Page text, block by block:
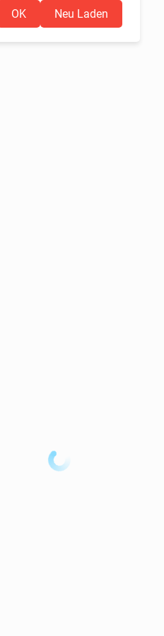
OK Neu Laden